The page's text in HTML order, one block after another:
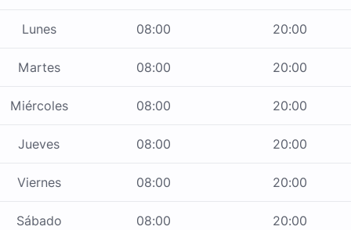
Lunes 08:00 20:00
Martes 08:00 20:00
Miércoles 08:00 20:00
Jueves 08:00 20:00
Viernes 08:00 20:00
Sábado 08:00 20:00